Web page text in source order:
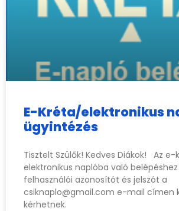
E-Kréta/elektronikus
ügyintézés
Tisztelt Szülők! Kedves Diákok! Az e-
elektronikus naplóba való belépéshez
felhasználói azonosítót és jelszót a
csiknaplo@gmail.com e-mail címen
kérhetnek.